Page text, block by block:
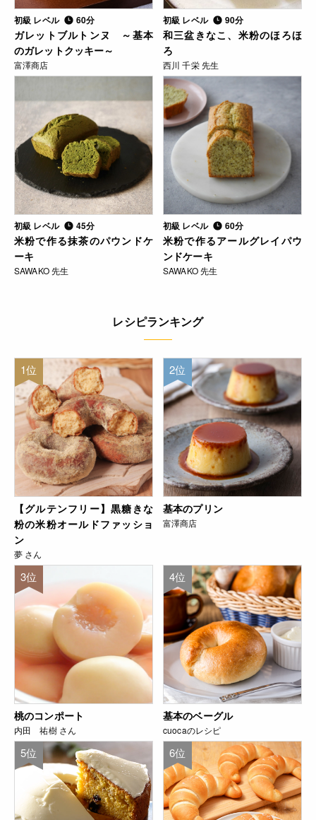
初級 レベル 60分
ガレットブルトンヌ ～基本
のガレットクッキー～
富澤商店
初級 レベル 90分
和三盆きなこ、米粉のほろほ
ろ
西川 千栄 先生
初級 レベル 45分
米粉で作る抹茶のパウンドケ
ーキ
SAWAKO 先生
初級 レベル 60分
米粉で作るアールグレイパウ
ンドケーキ
SAWAKO 先生
レシピランキング
1位
【グルテンフリー】黒糖きな
粉の米粉オールドファッショ
ン
夢 さん
2位
基本のプリン
富澤商店
3位
桃のコンポート
内田 祐樹 さん
4位
基本のベーグル
cuocaのレシピ
5位 6位